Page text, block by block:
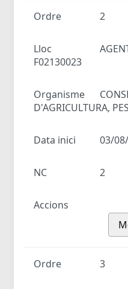
Ordre 2
Lloc
F02130023
Organisme
D'AGRICULTURA,
Data inici 03/
NC 2
Accions
Ordre 3